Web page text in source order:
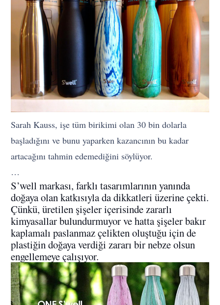
Sarah Kauss, işe tüm birikimi olan 30 bin dolarla
başladığını ve bunu yaparken kazancının bu kadar
artacağını tahmin edemediğini söylüyor.
…
S’well markası, farklı tasarımlarının yanında
doğaya olan katkısıyla da dikkatleri üzerine çekti.
Çünkü, üretilen şişeler içerisinde zararlı
kimyasallar bulundurmuyor ve hatta şişeler bakır
kaplamalı paslanmaz çelikten oluştuğu için de
plastiğin doğaya verdiği zararı bir nebze olsun
engellemeye çalışıyor.